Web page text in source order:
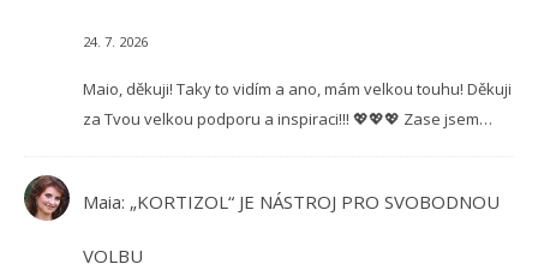
24. 7. 2026
Maio, děkuji! Taky to vidím a ano, mám velkou touhu! Děkuji
za Tvou velkou podporu a inspiraci!!! 💖💖💖 Zase jsem…
Maia: „KORTIZOL“ JE NÁSTROJ PRO SVOBODNOU
VOLBU